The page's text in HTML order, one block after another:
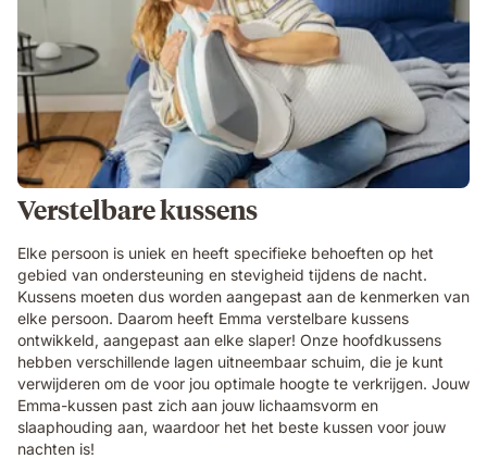
Verstelbare kussens
Elke persoon is uniek en heeft specifieke behoeften op het
gebied van ondersteuning en stevigheid tijdens de nacht.
Kussens moeten dus worden aangepast aan de kenmerken van
elke persoon. Daarom heeft Emma verstelbare kussens
ontwikkeld, aangepast aan elke slaper! Onze hoofdkussens
hebben verschillende lagen uitneembaar schuim, die je kunt
verwijderen om de voor jou optimale hoogte te verkrijgen. Jouw
Emma-kussen past zich aan jouw lichaamsvorm en
slaaphouding aan, waardoor het het beste kussen voor jouw
nachten is!